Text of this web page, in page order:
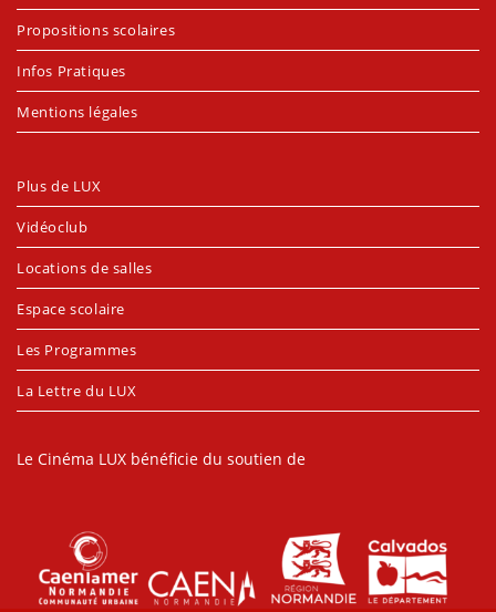
Propositions scolaires
Infos Pratiques
Mentions légales
Plus de LUX
Vidéoclub
Locations de salles
Espace scolaire
Les Programmes
La Lettre du LUX
Le Cinéma LUX bénéficie du soutien de